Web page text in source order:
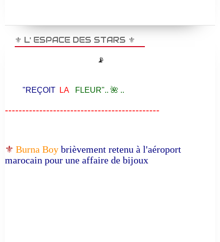
⚜️ L' ESPACE DES STARS ⚜️
📡
"REÇOIT LA FLEUR".. 🌺 ..
---------------------------------------------
⚜️ Burna Boy brièvement retenu à l'aéroport
marocain pour une affaire de bijoux